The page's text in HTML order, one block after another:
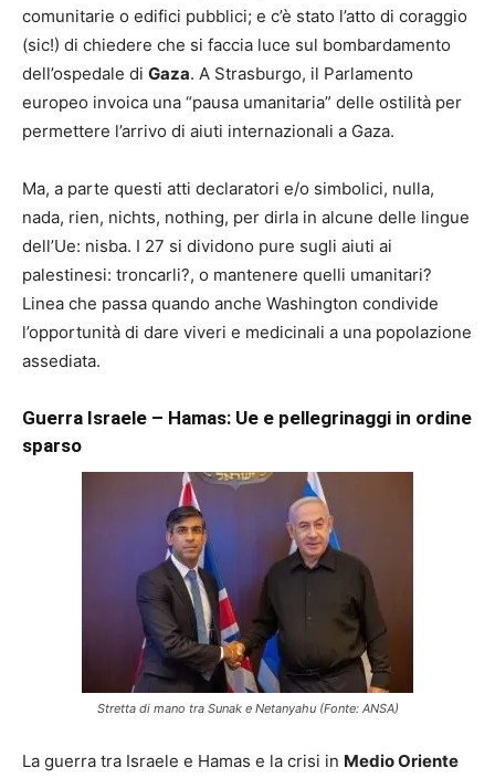
comunitarie o edifici pubblici; e c’è stato l’atto di coraggio
(sic!) di chiedere che si faccia luce sul bombardamento
dell’ospedale di Gaza. A Strasburgo, il Parlamento
europeo invoica una “pausa umanitaria” delle ostilità per
permettere l’arrivo di aiuti internazionali a Gaza.
Ma, a parte questi atti declaratori e/o simbolici, nulla,
nada, rien, nichts, nothing, per dirla in alcune delle lingue
dell’Ue: nisba. I 27 si dividono pure sugli aiuti ai
palestinesi: troncarli?, o mantenere quelli umanitari?
Linea che passa quando anche Washington condivide
l’opportunità di dare viveri e medicinali a una popolazione
assediata.
Guerra Israele – Hamas: Ue e pellegrinaggi in ordine
sparso
Stretta di mano tra Sunak e Netanyahu (Fonte: ANSA)
La guerra tra Israele e Hamas e la crisi in Medio Oriente